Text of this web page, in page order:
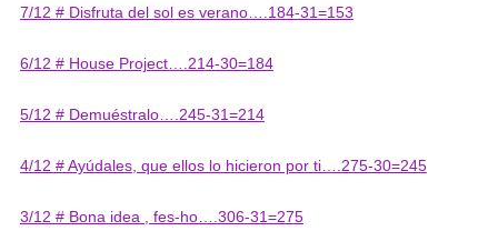
7/12 # Disfruta del sol es verano….184-31=153
6/12 # House Project….214-30=184
5/12 # Demuéstralo….245-31=214
4/12 # Ayúdales, que ellos lo hicieron por ti….275-30=245
3/12 # Bona idea , fes-ho….306-31=275